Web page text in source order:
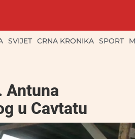
SVIJET CRNA KRONIKA SPORT
Antuna
u Cavtatu